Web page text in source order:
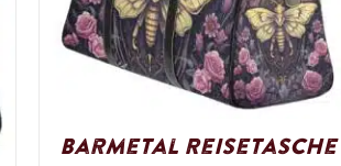
Barmetal Reisetasche